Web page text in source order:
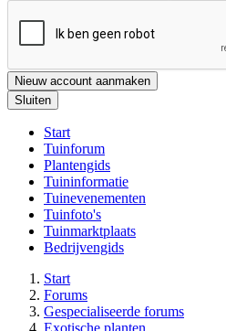
Nieuw account aanmaken
Sluiten
Start
Tuinforum
Plantengids
Tuininformatie
Tuinevenementen
Tuinfoto's
Tuinmarktplaats
Bedrijvengids
Start
Forums
Gespecialiseerde forums
Exotische planten